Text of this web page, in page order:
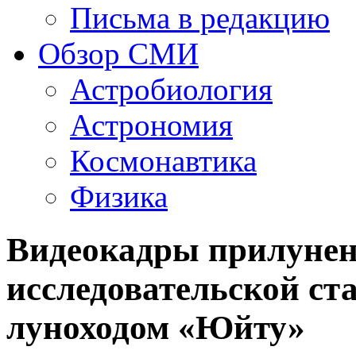
Письма в редакцию
Обзор СМИ
Астробиология
Астрономия
Космонавтика
Физика
Видеокадры
исследовательской
луноходом «Юйту»